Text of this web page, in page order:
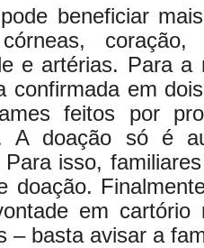
beneficiar
e artérias. Para
confirmada em
feitos por
A doação só é
isso,
doação.
em cartório
– basta avisar a